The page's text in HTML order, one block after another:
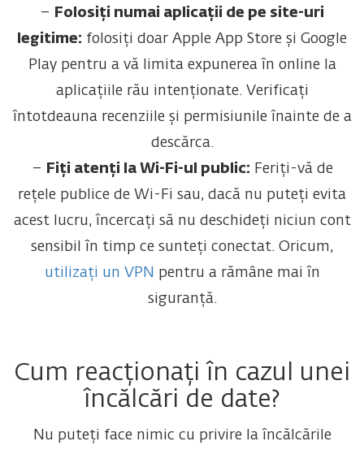
–
Folosiți numai aplicații de pe site-uri
legitime: folosiți doar Apple App Store și Google
Play pentru a vă limita expunerea în online la
aplicațiile rău intenționate. Verificați
întotdeauna recenziile și permisiunile înainte de a
descărca.
–
Fiți atenți la Wi-Fi-ul public: Feriți-vă de
rețele publice de Wi-Fi sau, dacă nu puteți evita
acest lucru, încercați să nu deschideți niciun cont
sensibil în timp ce sunteți conectat. Oricum,
utilizați un VPN pentru a rămâne mai în
siguranță.
Cum reacționați în cazul unei
încălcări de date?
Nu puteți face nimic cu privire la încălcările